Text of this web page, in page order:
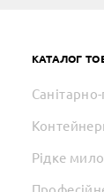
КАТАЛОГ
Рідке